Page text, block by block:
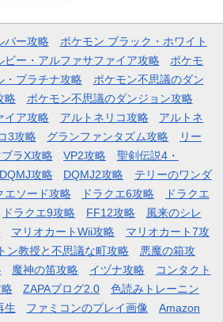
バー攻略
ポケモン ブラック・ホワイト
ビー・アルファサファイア攻略
ポケモ
・プラチナ攻略
ポケモン不思議のダン
略
ポケモン不思議のダンジョン攻略
イア攻略
アルトネリコ攻略
アルトネ
3攻略 グランファンタズム攻略
リー
ブラX攻略 VP2攻略
聖剣伝説4・
DQMJ攻略 DQMJ2攻略
テリーのワンダ
エソード攻略 ドラクエ6攻略
ドラクエ
ドラクエ9攻略 FF12攻略
風来のシレ
マリオカートWii攻略
マリオカート7攻
ン教授と不思議な町攻略
悪魔の箱攻
魔神の笛攻略 イヅナ攻略
コンタクト
ZAPAブログ2.0
色読みトレーニン
生 ファミコンのプレイ画像
Amazon